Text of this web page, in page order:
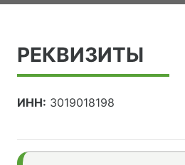
РЕКВИЗИТЫ
ИНН: 3019018198